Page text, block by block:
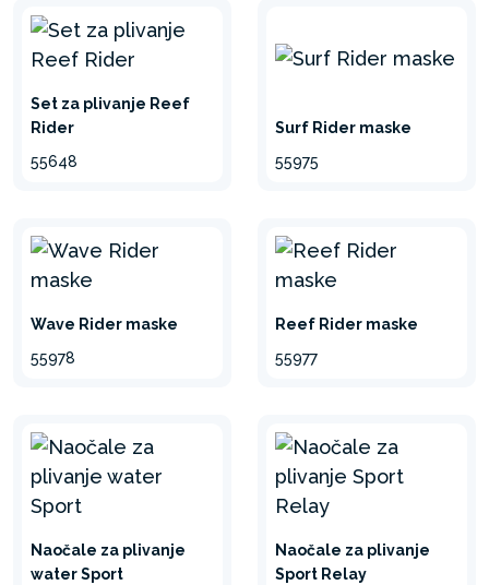
Set za plivanje Reef
Rider
55648
Surf Rider maske
55975
Wave Rider maske
55978
Reef Rider maske
55977
Naočale za plivanje
water Sport
Naočale za plivanje
Sport Relay